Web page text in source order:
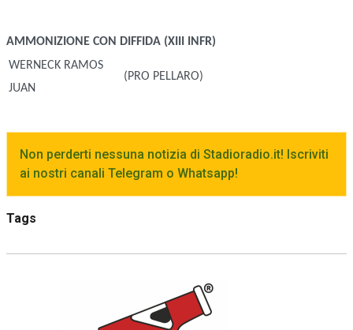
AMMONIZIONE CON DIFFIDA (XIII INFR)
WERNECK RAMOS
JUAN
(PRO PELLARO)
Non perderti nessuna notizia di Stadioradio.it! Iscriviti
ai nostri canali Telegram o Whatsapp!
Tags